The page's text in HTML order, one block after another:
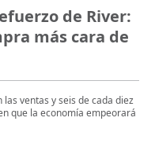
de River:
más cara de
las ventas y seis de cada diez
que la economía empeorará